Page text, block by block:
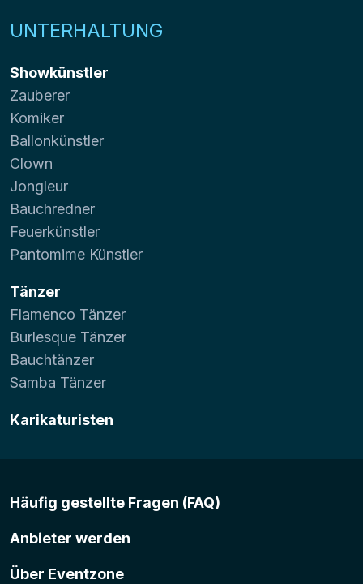
UNTERHALTUNG
Showkünstler
Zauberer
Komiker
Ballonkünstler
Clown
Jongleur
Bauchredner
Feuerkünstler
Pantomime Künstler
Tänzer
Flamenco Tänzer
Burlesque Tänzer
Bauchtänzer
Samba Tänzer
Karikaturisten
Häufig gestellte Fragen (FAQ)
Anbieter werden
Über Eventzone